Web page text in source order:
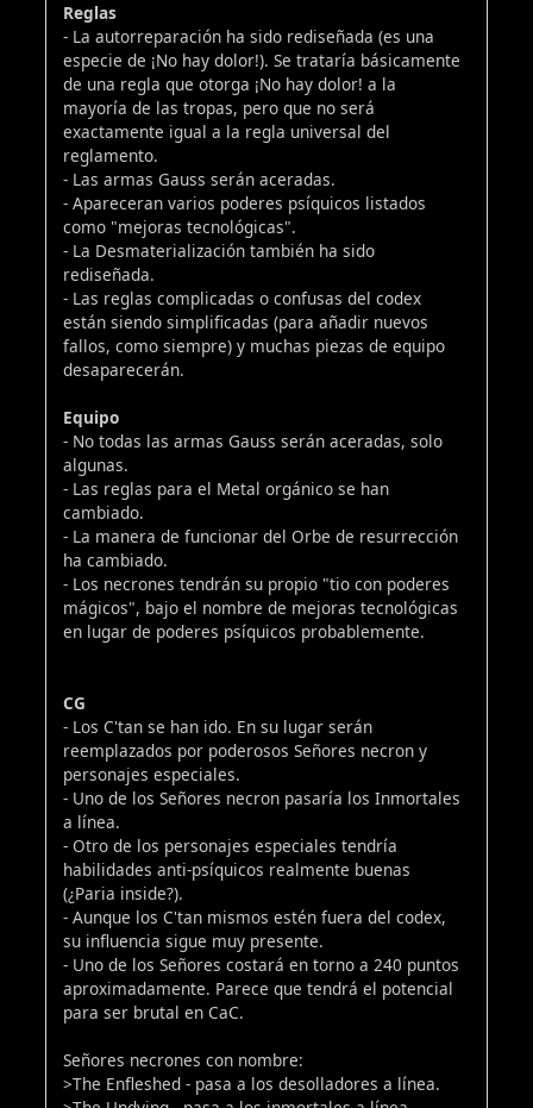
Reglas
- La autorreparación ha sido rediseñada (es una
especie de ¡No hay dolor!). Se trataría básicamente
de una regla que otorga ¡No hay dolor! a la
mayoría de las tropas, pero que no será
exactamente igual a la regla universal del
reglamento.
- Las armas Gauss serán aceradas.
- Apareceran varios poderes psíquicos listados
como "mejoras tecnológicas".
- La Desmaterialización también ha sido
rediseñada.
- Las reglas complicadas o confusas del codex
están siendo simplificadas (para añadir nuevos
fallos, como siempre) y muchas piezas de equipo
desaparecerán.
Equipo
- No todas las armas Gauss serán aceradas, solo
algunas.
- Las reglas para el Metal orgánico se han
cambiado.
- La manera de funcionar del Orbe de resurrección
ha cambiado.
- Los necrones tendrán su propio "tio con poderes
mágicos", bajo el nombre de mejoras tecnológicas
en lugar de poderes psíquicos probablemente.
CG
- Los C'tan se han ido. En su lugar serán
reemplazados por poderosos Señores necron y
personajes especiales.
- Uno de los Señores necron pasaría los Inmortales
a línea.
- Otro de los personajes especiales tendría
habilidades anti-psíquicos realmente buenas
(¿Paria inside?).
- Aunque los C'tan mismos estén fuera del codex,
su influencia sigue muy presente.
- Uno de los Señores costará en torno a 240 puntos
aproximadamente. Parece que tendrá el potencial
para ser brutal en CaC.
Señores necrones con nombre:
>The Enfleshed - pasa a los desolladores a línea.